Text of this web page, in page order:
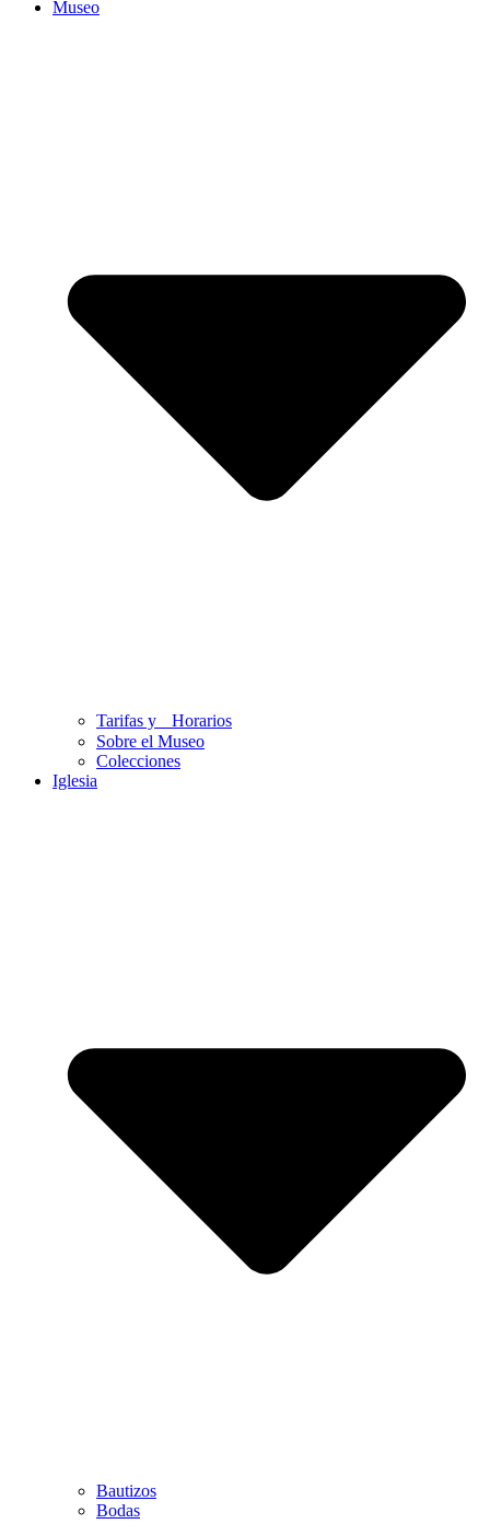
Museo
Tarifas y Horarios
Sobre el Museo
Colecciones
Iglesia
Bautizos
Bodas